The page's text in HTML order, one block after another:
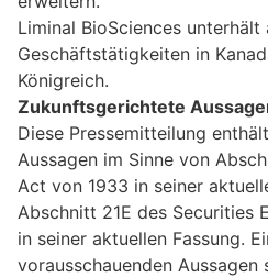
Liminal BioSciences unterhält
Geschäftstätigkeiten in
Königreich.
Zukunftsgerichtete
Diese Pressemitteilung
Aussagen im Sinne von
Act von 1933 in seiner
Abschnitt 21E des Securities
in seiner aktuellen Fassung.
vorausschauenden Aussagen